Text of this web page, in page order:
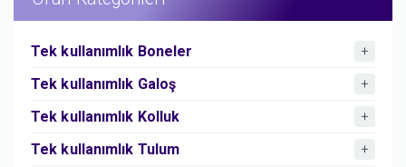
Tek kullanımlık Boneler
Tek kullanımlık Galoş
Tek kullanımlık Kolluk
Tek kullanımlık Tulum